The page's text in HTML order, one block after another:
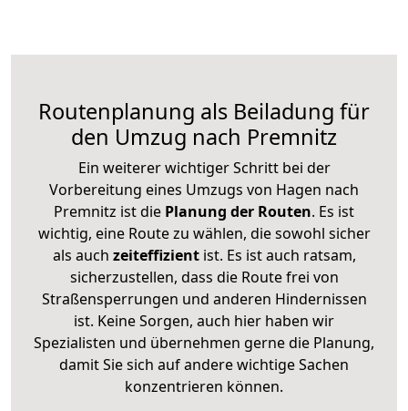
Routenplanung als Beiladung für
den Umzug nach Premnitz
Ein weiterer wichtiger Schritt bei der
Vorbereitung eines Umzugs von Hagen nach
Premnitz ist die Planung der Routen. Es ist
wichtig, eine Route zu wählen, die sowohl sicher
als auch zeiteffizientist. Es ist auch ratsam,
sicherzustellen, dass die Route frei von
Straßensperrungen und anderen Hindernissen
ist. Keine Sorgen, auch hier haben wir
Spezialisten und übernehmen gerne die Planung,
damit Sie sich auf andere wichtige Sachen
konzentrieren können.